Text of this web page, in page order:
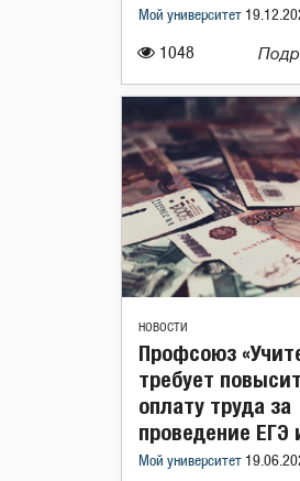
1048
Мой университет
НОВОСТИ
Профсоюз
требует
оплату труда за
проведение ЕГЭ
Мой университет